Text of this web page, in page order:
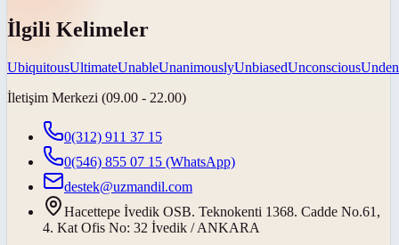
İlgili Kelimeler
UbiquitousUltimateUnableUnanimouslyUnbiasedUnconscious
İletişim Merkezi (09.00 - 22.00)
0(312) 911 37 15
0(546) 855 07 15 (WhatsApp)
destek@uzmandil.com
Hacettepe İvedik OSB. Teknokenti 1368. Cadde No.61,
4. Kat Ofis No: 32 İvedik / ANKARA